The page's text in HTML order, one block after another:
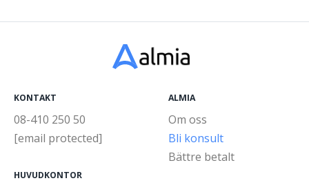
Sjuksköterska
Läkare
KONTAKT
08-410 250 50
[email protected]
HUVUDKONTOR
ALMIA
Om oss
Bli konsult
Bättre betalt